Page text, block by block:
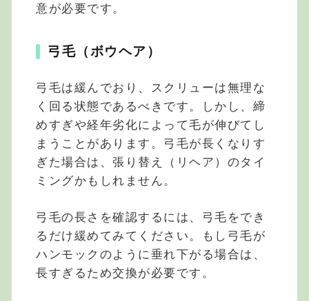
意が必要です。
弓毛（ボウヘア）
弓毛は緩んでおり、スクリューは無理な
く回る状態であるべきです。しかし、締
めすぎや経年劣化によって毛が伸びてし
まうことがあります。弓毛が長くなりす
ぎた場合は、張り替え（リヘア）のタイ
ミングかもしれません。
弓毛の長さを確認するには、弓毛をでき
るだけ緩めてみてください。もし弓毛が
ハンモックのように垂れ下がる場合は、
長すぎるため交換が必要です。